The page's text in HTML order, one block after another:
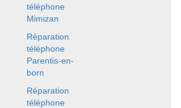
téléphone
Mimizan
Réparation
téléphone
Parentis-en-
born
Réparation
téléphone